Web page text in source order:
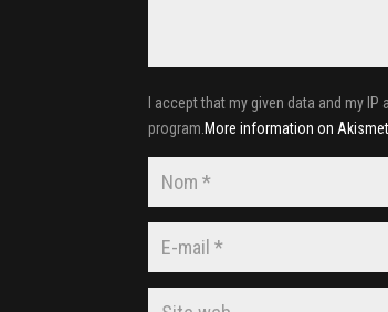
I accept that my given data and my
program.More information on Akismet